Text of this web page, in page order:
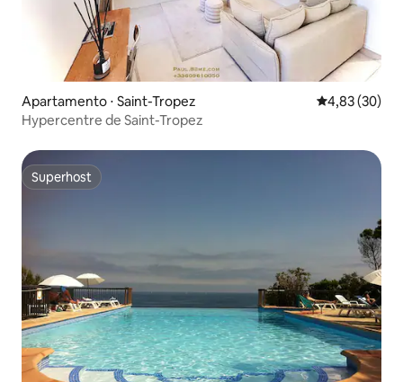
Apartamento ⋅ Saint-Tropez 4,83 de uma
4,83 (30)
Hypercentre de Saint-Tropez
Superhost
Superhost